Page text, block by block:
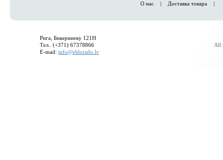
О нас | Доставка товара |
Рига, Бикерниеку 121H
Тел.. (+371) 67378866
E-mail: info@eldorado.lv
All